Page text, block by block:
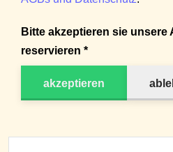
Bitte akzeptieren sie unsere
reservieren *
akzeptieren